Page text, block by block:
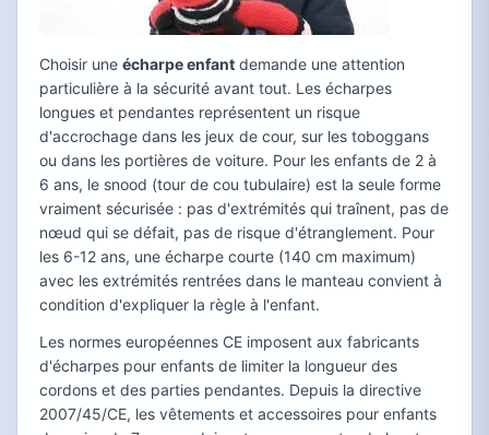
Choisir une écharpe enfant demande une attention
particulière à la sécurité avant tout. Les écharpes
longues et pendantes représentent un risque
d'accrochage dans les jeux de cour, sur les toboggans
ou dans les portières de voiture. Pour les enfants de 2 à
6 ans, le snood (tour de cou tubulaire) est la seule forme
vraiment sécurisée : pas d'extrémités qui traînent, pas de
nœud qui se défait, pas de risque d'étranglement. Pour
les 6-12 ans, une écharpe courte (140 cm maximum)
avec les extrémités rentrées dans le manteau convient à
condition d'expliquer la règle à l'enfant.
Les normes européennes CE imposent aux fabricants
d'écharpes pour enfants de limiter la longueur des
cordons et des parties pendantes. Depuis la directive
2007/45/CE, les vêtements et accessoires pour enfants